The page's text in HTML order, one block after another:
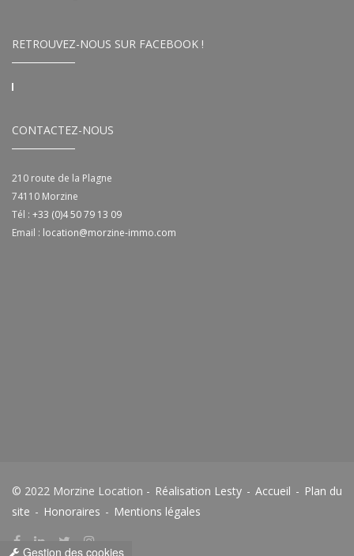
RETROUVEZ-NOUS SUR FACEBOOK !
CONTACTEZ-NOUS
210 route de la Plagne
74110 Morzine
Tél : +33 (0)4 50 79 13 09
Email : location@morzine-immo.com
© 2022 Morzine Location - Réalisation Lesty - Accueil - Plan du
site - Honoraires - Mentions légales
Gestion des cookies